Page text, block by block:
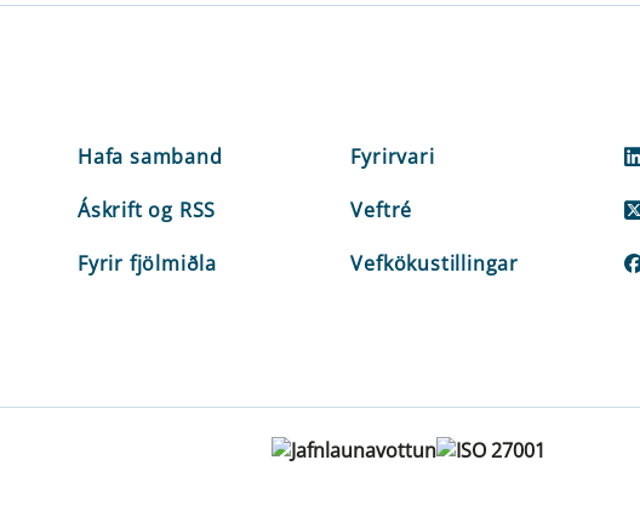
Hafa samband
Áskrift og RSS
Fyrir fjölmiðla
Fyrirvari
Veftré
Vefkökustillingar